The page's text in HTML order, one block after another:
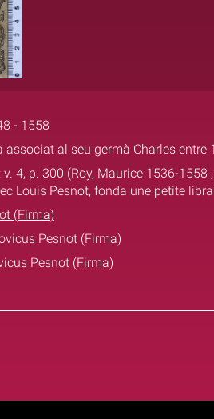
- 1558
associat al seu germà Charles entre
4, p. 300 (Roy, Maurice 1536-1558
Louis Pesnot, fonda une petite
(Firma)
Pesnot (Firma)
Pesnot (Firma)